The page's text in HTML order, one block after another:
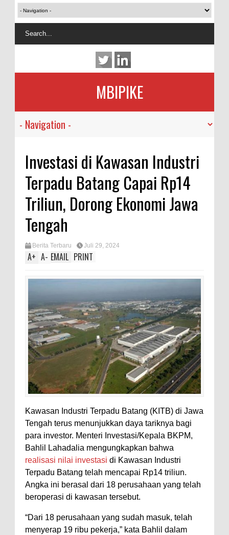
MBIPIKE
Investasi di Kawasan Industri
Terpadu Batang Capai Rp14
Triliun, Dorong Ekonomi Jawa
Tengah
Berita Terbaru Juli 29, 2024
A+ A- EMAIL PRINT
Kawasan Industri Terpadu Batang (KITB) di Jawa
Tengah terus menunjukkan daya tariknya bagi
para investor. Menteri Investasi/Kepala BKPM,
Bahlil Lahadalia mengungkapkan bahwa
realisasi nilai investasi di Kawasan Industri
Terpadu Batang telah mencapai Rp14 triliun.
Angka ini berasal dari 18 perusahaan yang telah
beroperasi di kawasan tersebut.
“Dari 18 perusahaan yang sudah masuk, telah
menyerap 19 ribu pekerja,” kata Bahlil dalam